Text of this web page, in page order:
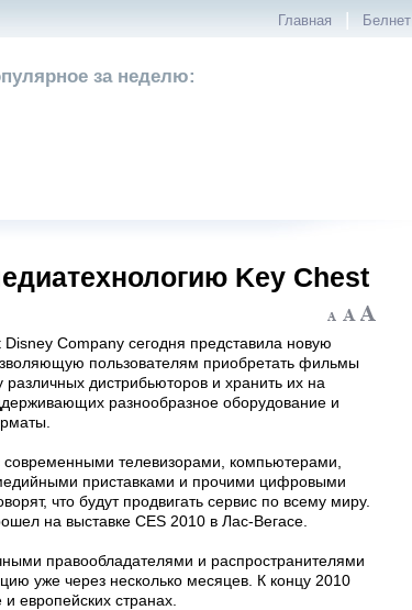
Главная | Белнет
за неделю:
Key Chest
Company сегодня представила новую
пользователям приобретать фильмы
дистрибьюторов и хранить их на
разнообразное оборудование и
современными телевизорами, компьютерами,
приставками и прочими цифровыми
что будут продвигать сервис по всему миру.
на выставке CES 2010 в Лас-Вегасе.
правообладателями и распространителями
уже через несколько месяцев. К концу 2010
европейских странах.